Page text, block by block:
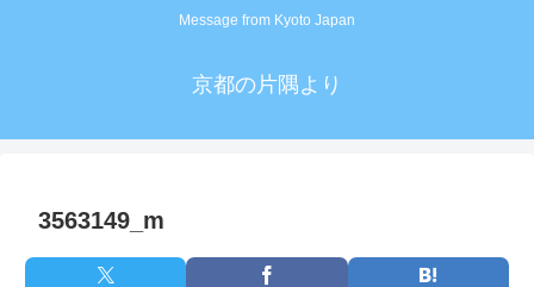
Message from Kyoto Japan
京都の片隅より
3563149_m